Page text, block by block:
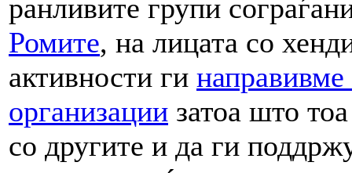
ранливите групи
Ромите, на лицата со
активности ги направивме
организации затоа што
со другите и да ги